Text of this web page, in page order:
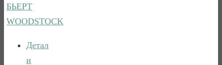
БЬЕРТ
WOODSTOCK
Детал
и